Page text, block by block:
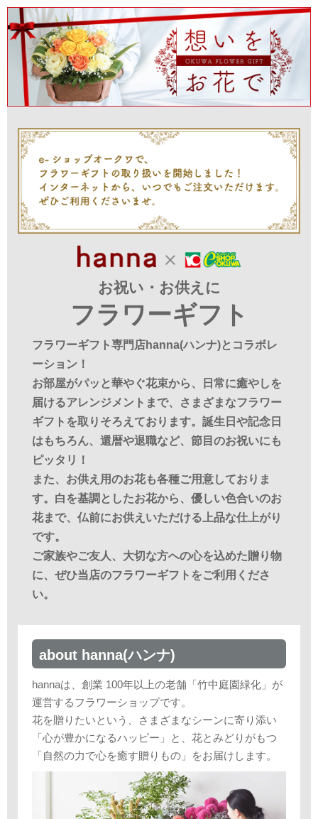
お祝い・お供えに
フラワーギフト
フラワーギフト専門店hanna(ハンナ)とコラボレ
ーション！
お部屋がパッと華やぐ花束から、日常に癒やしを
届けるアレンジメントまで、さまざまなフラワー
ギフトを取りそろえております。誕生日や記念日
はもちろん、還暦や退職など、節目のお祝いにも
ピッタリ！
また、お供え用のお花も各種ご用意しておりま
す。白を基調としたお花から、優しい色合いのお
花まで、仏前にお供えいただける上品な仕上がり
です。
ご家族やご友人、大切な方への心を込めた贈り物
に、ぜひ当店のフラワーギフトをご利用くださ
い。
about hanna(ハンナ)
hannaは、創業 100年以上の老舗「竹中庭園緑化」が
運営するフラワーショップです。
花を贈りたいという、さまざまなシーンに寄り添い
「心が豊かになるハッピー」と、花とみどりがもつ
「自然の力で心を癒す贈りもの」をお届けします。